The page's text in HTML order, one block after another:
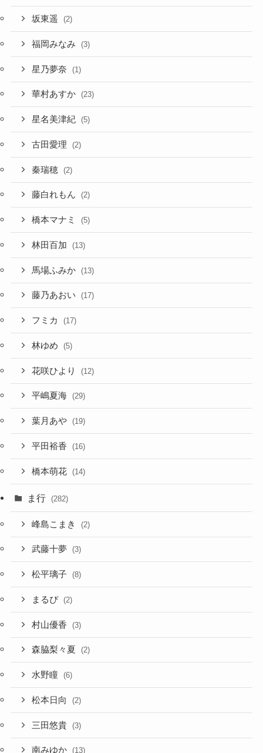
坂東遥 (2)
福岡みなみ (3)
星乃夢奈 (1)
華村あすか (23)
星名美津紀 (5)
古田愛理 (2)
秦瑞穂 (2)
藤白れもん (2)
橋本マナミ (5)
林田百加 (13)
馬場ふみか (13)
藤乃あおい (17)
フミカ (17)
林ゆめ (5)
花咲ひより (12)
平嶋夏海 (29)
葉月あや (19)
平田裕香 (16)
橋本萌花 (14)
ま行 (282)
峰島こまき (2)
武藤十夢 (3)
松平璃子 (8)
まるぴ (2)
村山優香 (3)
森脇梨々夏 (2)
水野瞳 (6)
松本日向 (2)
三田悠貴 (3)
南みゆか (13)